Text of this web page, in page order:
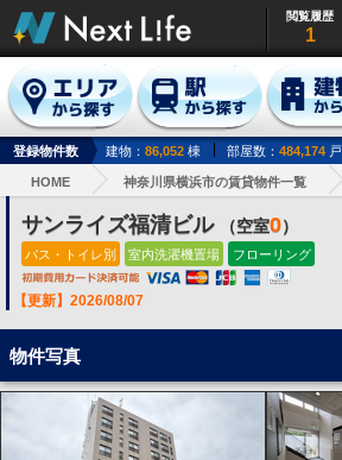
閲覧履歴
1
登録物件数 建物： 86,052 棟 部屋数： 484,174 戸
HOME 神奈川県横浜市の賃貸物件一覧
サンライズ福清ビル （空室0）
バス・トイレ別 室内洗濯機置場 フローリング
【更新】2026/08/07
物件写真